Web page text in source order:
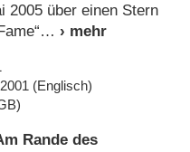
2005 über einen Stern
(Englisch)
Rande des